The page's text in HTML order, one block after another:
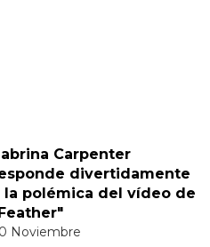
Carpenter
divertidamente
la polémica del vídeo de
Noviembre